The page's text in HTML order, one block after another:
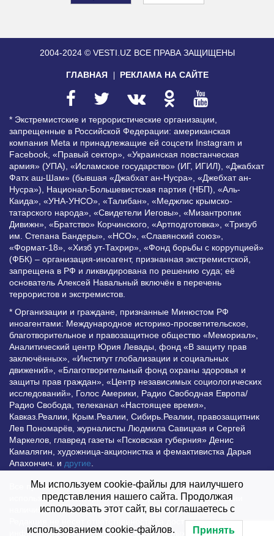
2004-2024 © VESTI.UZ ВСЕ ПРАВА ЗАЩИЩЕНЫ
ГЛАВНАЯ РЕКЛАМА НА САЙТЕ
* Экстремистские и террористические организации,
запрещенные в Российской Федерации: американская
компания Meta и принадлежащие ей соцсети Instagram и
Facebook, «Правый сектор», «Украинская повстанческая
армия» (УПА), «Исламское государство» (ИГ, ИГИЛ), «Джабхат
Фатх аш-Шам» (бывшая «Джабхат ан-Нусра», «Джебхат ан-
Нусра»), Национал-Большевистская партия (НБП), «Аль-
Каида», «УНА-УНСО», «Талибан», «Меджлис крымско-
татарского народа», «Свидетели Иеговы», «Мизантропик
Дивижн», «Братство» Корчинского, «Артподготовка», «Тризуб
им. Степана Бандеры», «НСО», «Славянский союз»,
«Формат-18», «Хизб ут-Тахрир», «Фонд борьбы с коррупцией»
(ФБК) – организация-иноагент, признанная экстремистской,
запрещена в РФ и ликвидирована по решению суда; её
основатель Алексей Навальный включён в перечень
террористов и экстремистов.
* Организации и граждане, признанные Минюстом РФ
иноагентами: Международное историко-просветительское,
благотворительное и правозащитное общество «Мемориал»,
Аналитический центр Юрия Левады, фонд «В защиту прав
заключённых», «Институт глобализации и социальных
движений», «Благотворительный фонд охраны здоровья и
защиты прав граждан», «Центр независимых социологических
исследований», Голос Америки, Радио Свободная Европа/
Радио Свобода, телеканал «Настоящее время»,
Кавказ.Реалии, Крым.Реалии, Сибирь.Реалии, правозащитник
Лев Пономарёв, журналисты Людмила Савицкая и Сергей
Маркелов, главред газеты «Псковская губерния» Денис
Камалягин, художница-акционистка и фемактивистка Дарья
Апахончич. и другие
Все права защищены и охраняются законом. Любое
использование материалов сайта допустимо при условии
наличия активной гиперссылки на Vesti.UZ.
Редакция не несет ответственности за достоверность
информации, опубликованной в рекламных объявлениях.
Мы используем cookie-файлы для наилучшего
представления нашего сайта. Продолжая
использовать этот сайт, вы соглашаетесь с
использованием cookie-файлов. Принять